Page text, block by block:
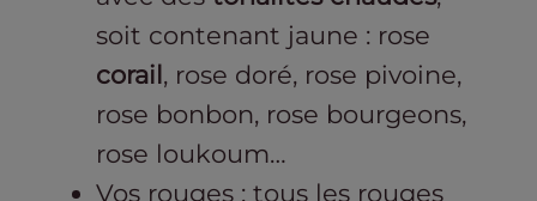
soit contenant jaune : rose
corail, rose doré, rose pivoine,
rose bonbon, rose bourgeons,
rose loukoum…
Vos rouges : tous les rouges